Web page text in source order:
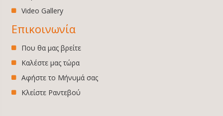
Video Gallery
Επικοινωνία
Που θα μας βρείτε
Καλέστε μας τώρα
Αφήστε το Μήνυμά σας
Κλείστε Ραντεβού